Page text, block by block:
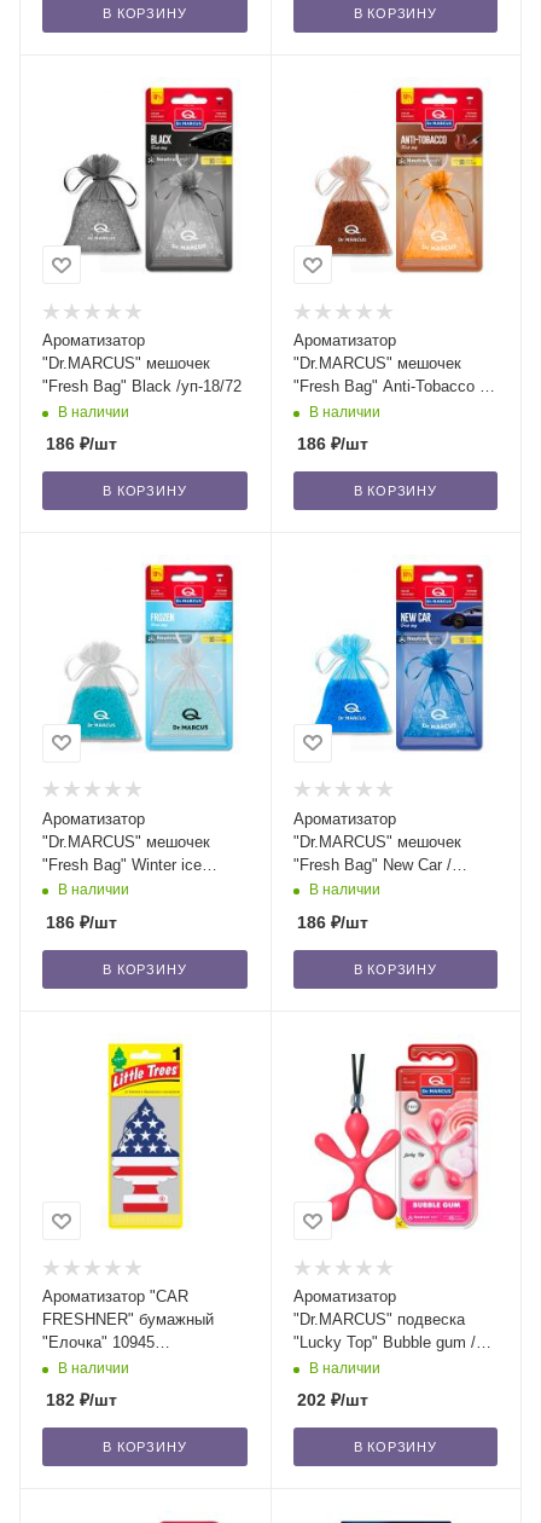
В КОРЗИНУ В КОРЗИНУ
Ароматизатор
"Dr.MARСUS" мешочек
"Fresh Bag" Black /уп-18/72
В наличии
186 ₽/шт
В КОРЗИНУ
Ароматизатор
"Dr.MARСUS" мешочек
"Fresh Bag" Anti-Tobacco /
уп-18/72
В наличии
186₽/шт
В КОРЗИНУ
Ароматизатор
"Dr.MARСUS" мешочек
"Fresh Bag" Winter ice
(frozen)/уп-18/72
В наличии
186 ₽/шт
В КОРЗИНУ
Ароматизатор
"Dr.MARСUS" мешочек
"Fresh Bag" New Car /
уп-18/72
В наличии
186₽/шт
В КОРЗИНУ
Ароматизатор "CAR
FRESHNER" бумажный
"Елочка" 10945
"Американский флаг"
(Vanilla Pride) /блок 24/144
В наличии
182 ₽/шт
В КОРЗИНУ
Ароматизатор
"Dr.MARCUS" подвеска
"Lucky Top" Bubble gum /
блок 14/56
В наличии
202₽/шт
В КОРЗИНУ